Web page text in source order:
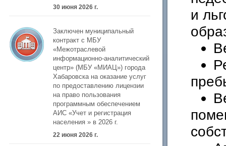
30 июня 2026 г.
Заключен муниципальный
контракт с МБУ
«Межотраслевой
информационно-аналитический
центр» (МБУ «МИАЦ») города
Хабаровска на оказание услуг
по предоставлению лицензии
на право пользования
программным обеспечением
АИС «Учет и регистрация
населения » в 2026 г.
22 июня 2026 г.
и